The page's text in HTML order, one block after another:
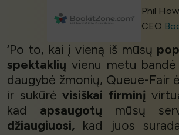
Phil
CEO
‘Po to, kai į vieną iš mūsų
spektaklių vienu metu
daugybė žmonių, Queue-Fair
ir sukūrėvisiškai firminį
kad apsaugotų mūsų
džiaugiuosi, kad juos